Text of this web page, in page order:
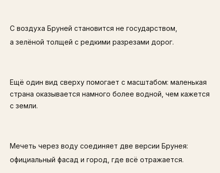
С воздуха Бруней становится не государством,
а зелёной толщей с редкими разрезами дорог.
Ещё один вид сверху помогает с масштабом: маленькая
страна оказывается намного более водной, чем кажется
с земли.
Мечеть через воду соединяет две версии Брунея:
официальный фасад и город, где всё отражается.